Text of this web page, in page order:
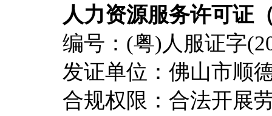
人力资源服务许可证
编号：(粤)人服证字
发证单位：佛山市顺
合规权限：合法开展